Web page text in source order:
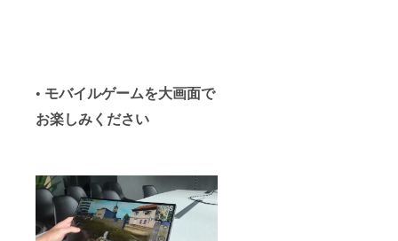
• モバイルゲームを大画面で
お楽しみください